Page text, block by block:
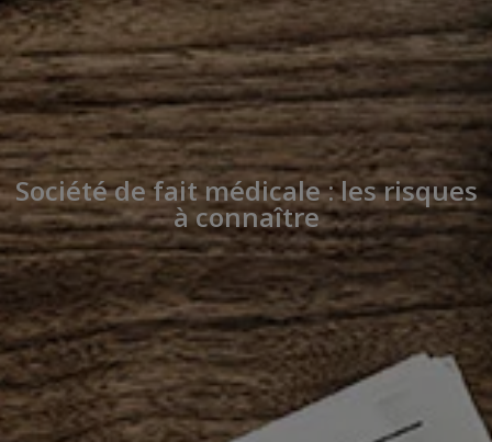
Société de fait médicale : les risques
à connaître